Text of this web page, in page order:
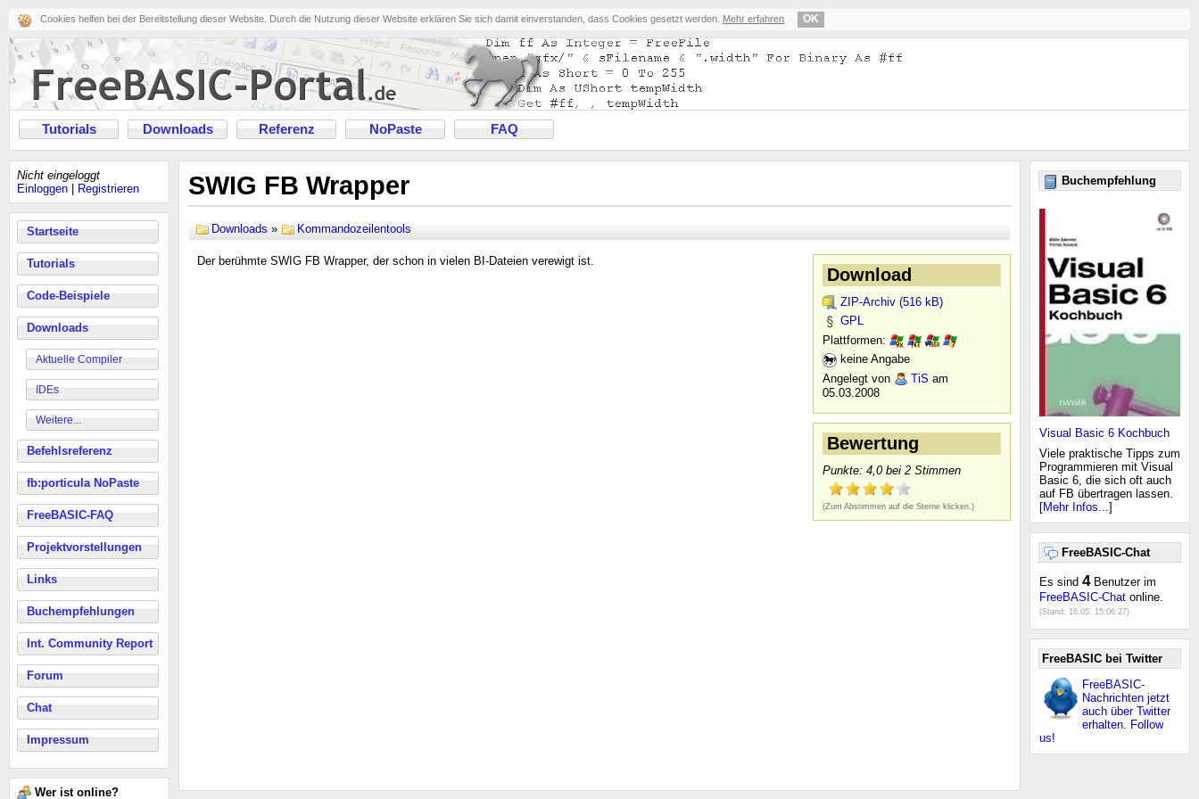
Cookies helfen bei der Bereitstellung dieser Website. Durch die Nutzung dieser Website erklären Sie sich damit einverstanden, dass Cookies gesetzt werden. Mehr erfahren OK
Tutorials Downloads Referenz NoPaste FAQ
Nicht eingeloggt
Einloggen
Registrieren
Startseite
Tutorials
Code-Beispiele
Downloads
Aktuelle Compiler
IDEs
Weitere...
Befehlsreferenz
fb:porticula NoPaste
FreeBASIC-FAQ
Projektvorstellungen
Links
Buchempfehlungen
Int. Community Report
Forum
Chat
Impressum
Wer ist online?
Buchempfehlung
Visual Basic 6 Kochbuch
Viele praktische Tipps zum
Programmieren mit Visual
Basic 6, die sich oft auch
auf FB übertragen lassen.
[Mehr Infos...]
FreeBASIC-Chat
Es sind 4Benutzer im
FreeBASIC-Chat online.
(Stand: 16.05. 15:06:27)
FreeBASIC bei Twitter
FreeBASIC-
Nachrichten jetzt
auch über Twitter
erhalten. Follow
us!
SWIG FB Wrapper
Downloads » Kommandozeilentools
Download
ZIP-Archiv (516 kB)
GPL
Plattformen:
keine Angabe
Angelegt von
TiS am
05.03.2008
Bewertung
Punkte: 4,0 bei 2 Stimmen
(Zum Abstimmen auf die Sterne klicken.)
Der berühmte SWIG FB Wrapper, der schon in vielen BI-Dateien verewigt ist.